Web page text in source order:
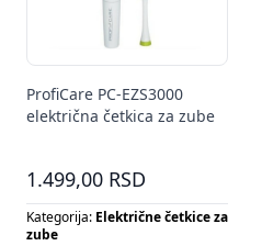
ProfiCare PC-EZS3000
električna četkica za zube
1.499,00 RSD
Kategorija: Električne četkice za
zube